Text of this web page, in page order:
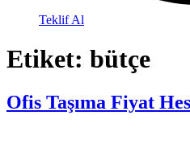
Teklif Al
Etiket: bütçe
Ofis Taşıma Fiyat